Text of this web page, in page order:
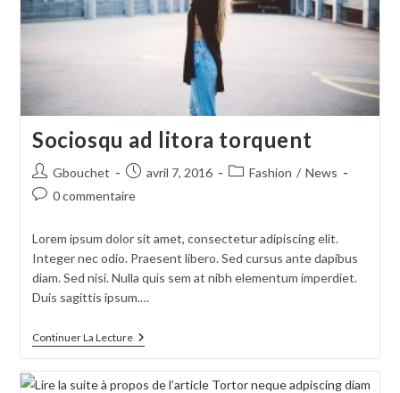
Sociosqu ad litora torquent
Auteur/autrice
de
Gbouchet
Publication
avril 7, 2016
PostFashion / News
Commentaires
la
publication :
0 commentaire
Lorem ipsum dolor sit amet, consectetur adipiscing elit.
Integer nec odio. Praesent libero. Sed cursus ante dapibus
diam. Sed nisi. Nulla quis sem at nibh elementum imperdiet.
Duis sagittis ipsum.…
Continuer La LectureSociosqu
Ad
Torquent